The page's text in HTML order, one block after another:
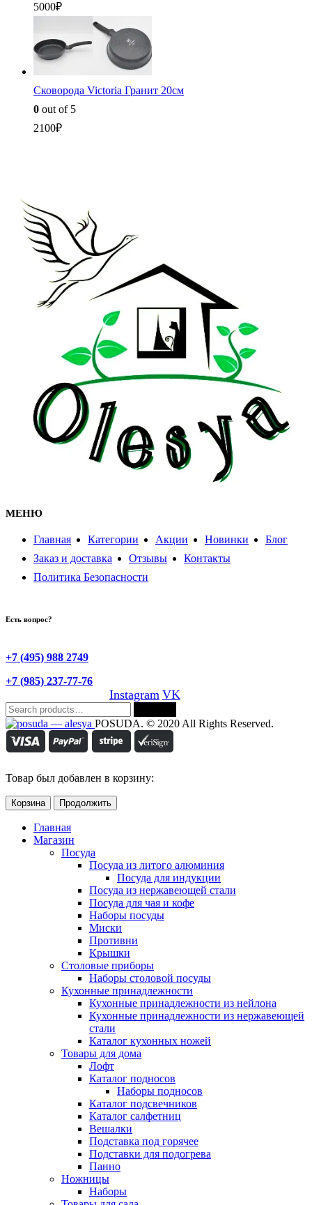
5000₽
Сковорода Victoria Гранит 20см
0 out of 5
2100₽
МЕНЮ
Главная Категории Акции Новинки
Блог
Заказ и доставка
Отзывы
Контакты
Политика Безопасности
Есть вопрос?
+7 (495) 988 2749
+7 (985) 237-77-76
Instagram VK
Search
for:
POSUDA. © 2020 All Rights Reserved.
Товар был добавлен в корзину:
Корзина Продолжить
Главная
Магазин
Посуда
Посуда из литого алюминия
Посуда для индукции
Посуда из нержавеющей стали
Посуда для чая и кофе
Наборы посуды
Миски
Противни
Крышки
Столовые приборы
Наборы столовой посуды
Кухонные принадлежности
Кухонные принадлежности из нейлона
Кухонные принадлежности из нержавеющей
стали
Каталог кухонных ножей
Товары для дома
Лофт
Каталог подносов
Наборы подносов
Каталог подсвечников
Каталог салфетниц
Вешалки
Подставка под горячее
Подставки для подогрева
Панно
Ножницы
Наборы